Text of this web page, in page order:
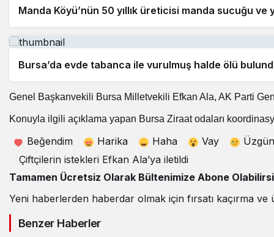
Manda Köyü’nün 50 yıllık üreticisi manda sucuğu
Bursa’da evde tabanca ile vurulmuş halde ölü
Genel Başkanvekili Bursa Milletvekili Efkan Ala, AK Parti
Konuyla ilgili açıklama yapan Bursa Ziraat odaları
Beğendim Harika Haha Vay
Üzgün
Çiftçilerin istekleri Efkan Ala’ya iletildi
Tamamen Ücretsiz Olarak Bültenimize Abone
Yeni haberlerden haberdar olmak için fırsatı kaçırma
Benzer Haberler